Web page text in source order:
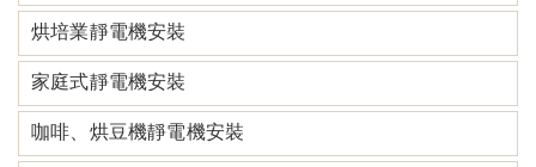
烘培業靜電機安裝
家庭式靜電機安裝
咖啡、烘豆機靜電機安裝